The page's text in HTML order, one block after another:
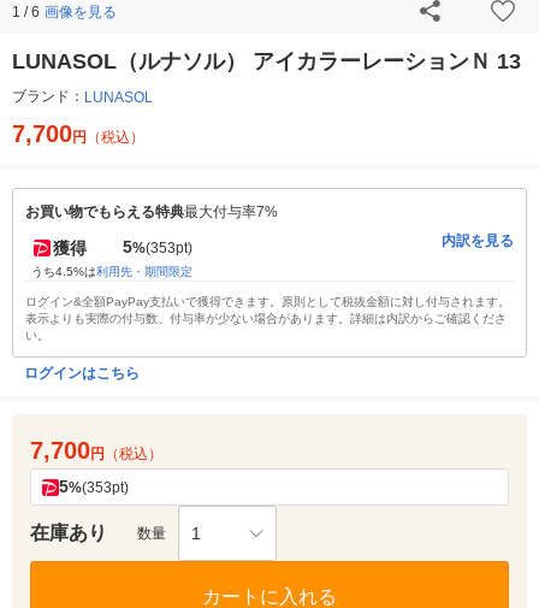
1 / 6 画像を見る
LUNASOL（ルナソル） アイカラーレーションＮ 13
ブランド： LUNASOL
7,700円 （税込）
お買い物でもらえる特典最大付与率7%
獲得 5%(353pt)
うち4.5%は利用先・期間限定
内訳を見る
ログイン&全額PayPay支払いで獲得できます。原則として税抜金額に対し付与されます。
表示よりも実際の付与数、付与率が少ない場合があります。詳細は内訳からご確認くださ
い。
ログインはこちら
7,700円 （税込）
5%(353pt)
在庫あり 数量 1
カートに入れる